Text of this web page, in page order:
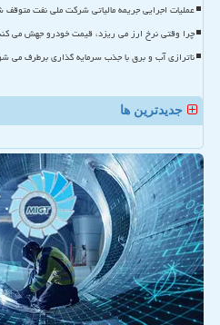
عملیات اجرایی جریمه مالیاتی شرکت ملی نفت
چرا وقتی نرخ ارز می ریزد، قیمت خودرو جهش می
ناترازی آب و برق با جذب سرمایه گذاری برطرف می
جدیدترین ها